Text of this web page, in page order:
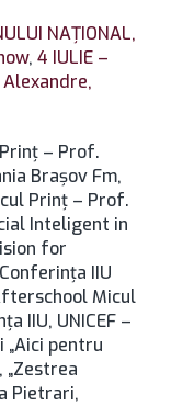
NAŢIONAL,
, 4 IULIE –
Alexandre,
– Prof.
Braşov Fm,
Prinţ – Prof.
Inteligent in
for
IIU
Micul
IIU, UNICEF –
„Aici pentru
„Zestrea
Pietrari,